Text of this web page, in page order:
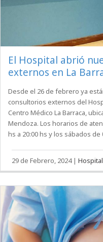
El Hospital abrió
externos en La
Desde el 26 de febrero ya
consultorios externos del
Centro Médico La Barraca,
Mendoza. Los horarios de
hs a 20:00 hs y los sábados de
29 de Febrero, 2024 |Hospital